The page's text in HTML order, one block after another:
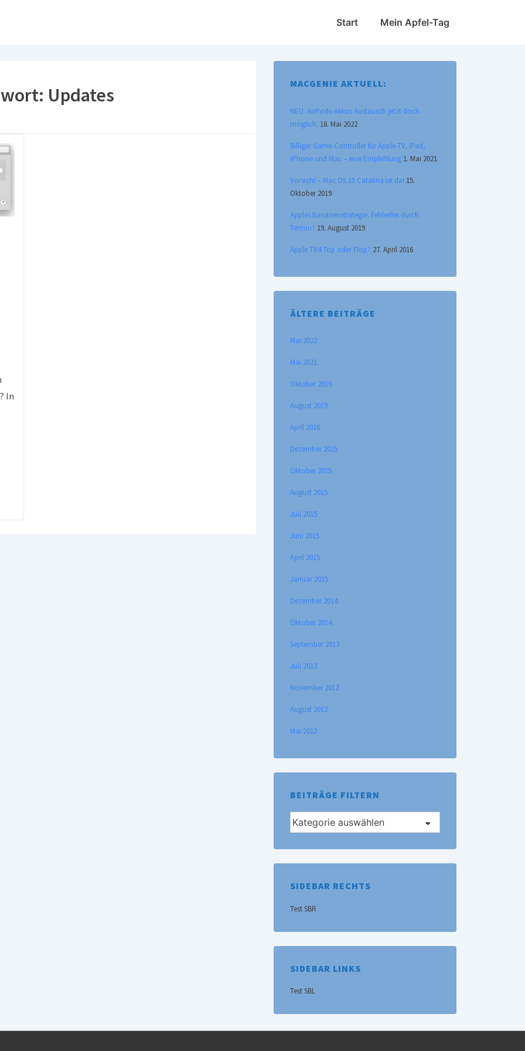
Hauptnavigation
Start Mein Apfel-Tag
Updates
In
MACGENIE AKTUELL:
NEU: AirPods-Akkus Austausch jetzt doch
möglich. 18. Mai 2022
Billiger Game-Controller für Apple-TV, iPad,
iPhone und Mac – eine Empfehlung 1. Mai 2021
Vorsicht – Mac OS 15 Catalina ist da! 15.
Oktober 2019
Apples Bananenstrategie: Fehlerfrei durch
Termin? 19. August 2019
Apple TV4 Top oder Flop? 27. April 2016
ÄLTERE BEITRÄGE
Mai 2022
Mai 2021
Oktober 2019
August 2019
April 2016
Dezember 2015
Oktober 2015
August 2015
Juli 2015
Juni 2015
April 2015
Januar 2015
Dezember 2014
Oktober 2014
September 2013
Juli 2013
November 2012
August 2012
Mai 2012
BEITRÄGE FILTERN
Beiträge
filtern
SIDEBAR RECHTS
Test SBR
SIDEBAR LINKS
Test SBL